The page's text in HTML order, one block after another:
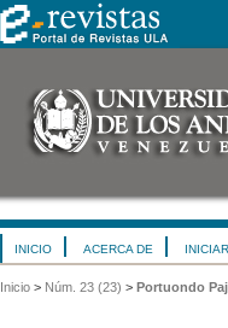
INICIO ACERCA DE
Inicio > Núm. 23 (23) > Portuondo